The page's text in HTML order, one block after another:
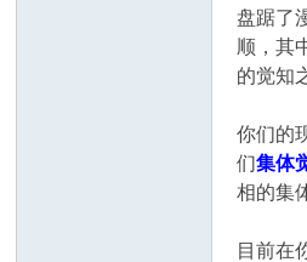
盘踞了
顺，其
的觉知
你们的
们集体
相的集
目前在